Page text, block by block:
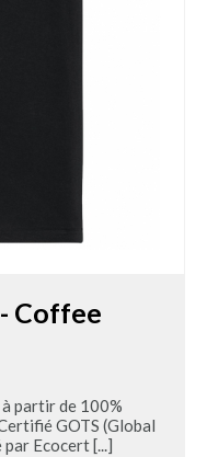
Coffee
partir de 100%
GOTS (Global
Ecocert [...]